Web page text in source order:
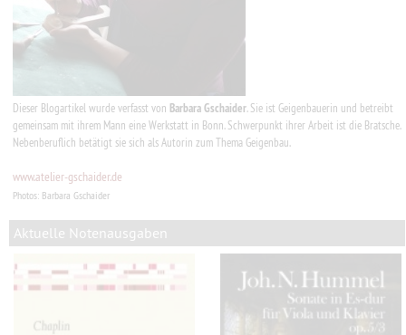
Dieser Blogartikel wurde verfasst von Barbara Gschaider. Sie ist Geigenbauerin und betreibt
gemeinsam mit ihrem Mann eine Werkstatt in Bonn. Schwerpunkt ihrer Arbeit ist die Bratsche.
Nebenberuflich betätigt sie sich als Autorin zum Thema Geigenbau.
www.atelier-gschaider.de
Photos: Barbara Gschaider
Aktuelle Notenausgaben